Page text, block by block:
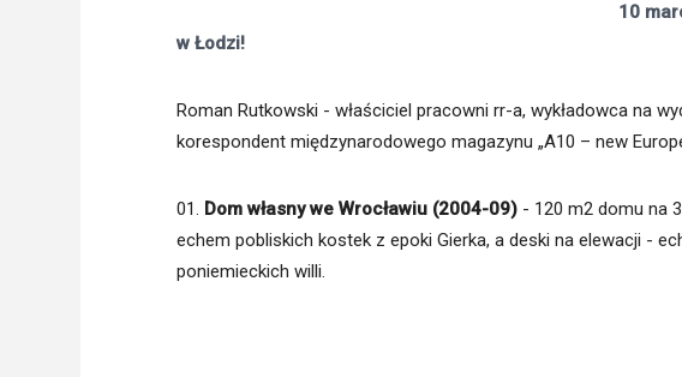
10
w Łodzi!
Roman Rutkowski - właściciel pracowni rr-a, wykładowca na
korespondent międzynarodowego magazynu „A10 – new
01. Dom własny we Wrocławiu (2004-09) - 120 m2 domu na
echem pobliskich kostek z epoki Gierka, a deski na elewacji -
poniemieckich willi.